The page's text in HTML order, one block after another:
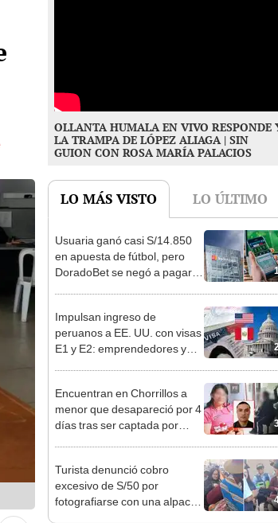
OLLANTA HUMALA EN VIVO RESPONDE
LA TRAMPA DE LÓPEZ ALIAGA | SIN
GUION CON ROSA MARÍA PALACIOS
LO MÁS VISTO LO ÚLTIMO
Usuaria ganó casi S/14.850
en apuesta de fútbol, pero
DoradoBet se negó a pagar:
Impulsan ingreso de
peruanos a EE. UU. con visas
E1 y E2: emprendedores y
Encuentran en Chorrillos a
menor que desapareció por 4
días tras ser captada por
Turista denunció cobro
excesivo de S/50 por
fotografiarse con una alpaca